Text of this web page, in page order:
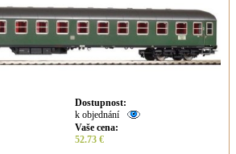
Dostupnost:
k objednání
Vaše cena:
52.73 €